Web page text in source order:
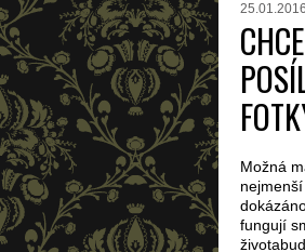
25.01.2016
Možná
fungují